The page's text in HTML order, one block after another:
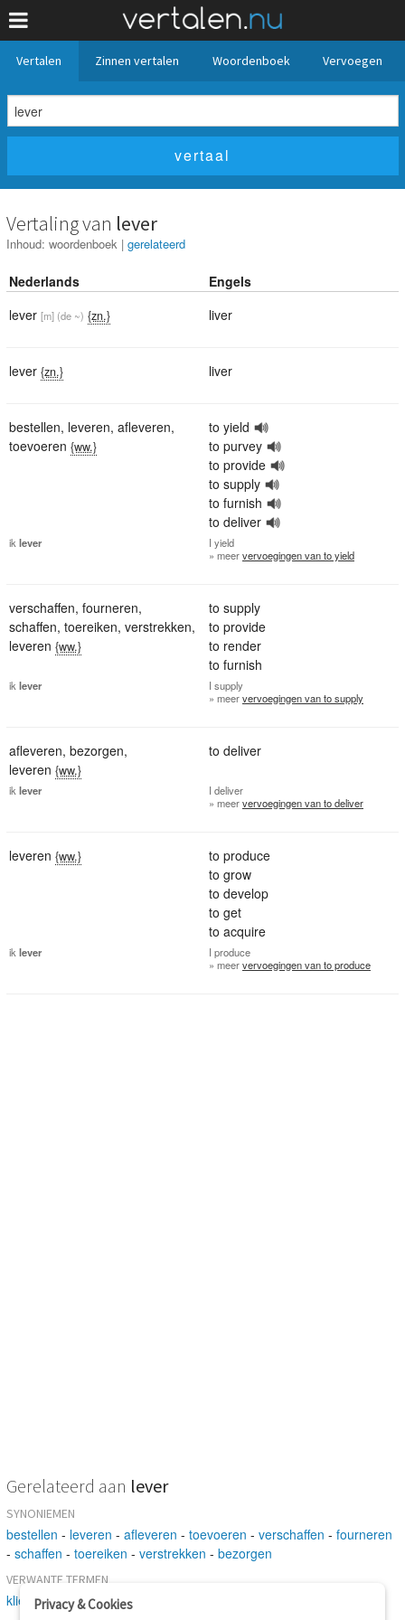
Vertalen Zinnen vertalen Woordenboek Vervoegen
Vertaling van lever
Inhoud: woordenboek | gerelateerd
Nederlands
Engels
lever [m] (de ~) {zn.} liver
lever {zn.} liver
bestellen, leveren, afleveren,
toevoeren {ww.}
to yield
to purvey
to provide
to supply
to furnish
to deliver
ik lever I yield
» meervervoegingen van to yield
verschaffen, fourneren,
schaffen, toereiken, verstrekken,
leveren {ww.}
to supply
to provide
to render
to furnish
ik lever I supply
» meervervoegingen van to supply
afleveren, bezorgen,
leveren {ww.}
to deliver
ik lever I deliver
» meervervoegingen van to deliver
leveren {ww.}
to produce
to grow
to develop
to get
to acquire
ik lever I produce
» meervervoegingen van to produce
Gerelateerd aan lever
SYNONIEMEN
bestellen - leveren - afleveren - toevoeren - verschaffen - fourneren
- schaffen - toereiken - verstrekken - bezorgen
VERWANTE TERMEN
klier -vlees-geven-veroorzaken
Privacy & Cookies